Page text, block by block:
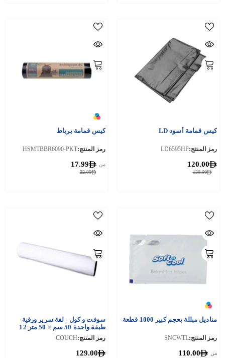
كيس قمامة أسود LD
رمز المنتج:LD6595HP
130.00
120.00
كيس قمامة برباط
رمز المنتج:HSMTBBR6090-PKT
22.00
من 17.99
مناديل مبللة بحجم كبير 1000 قطعة
رمز المنتج:SNCWTL
من 110.00
سوفت و كول - لفة سرير ورقية
طبقة واحدة 50 سم × 50 متر 12
قطعة
رمز المنتج:COUCH
129.00